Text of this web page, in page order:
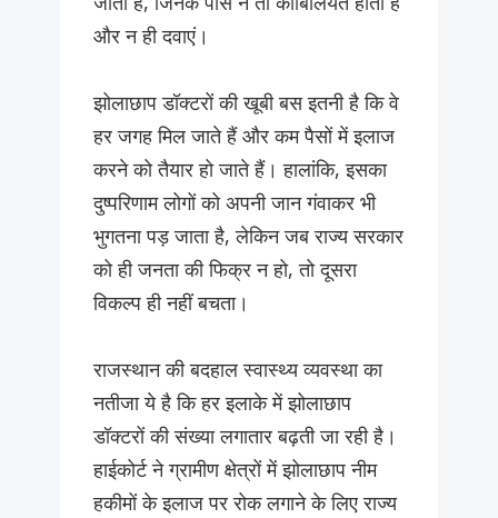
और न ही दवाएं।
झोलाछाप डॉक्टरों की खूबी बस इतनी है कि वे
हर जगह मिल जाते हैं और कम पैसों में इलाज
करने को तैयार हो जाते हैं। हालांकि, इसका
दुष्परिणाम लोगों को अपनी जान गंवाकर भी
भुगतना पड़ जाता है, लेकिन जब राज्य सरकार
को ही जनता की फिक्र न हो, तो दूसरा
विकल्प ही नहीं बचता।
राजस्थान की बदहाल स्वास्थ्य व्यवस्था का
नतीजा ये है कि हर इलाके में झोलाछाप
डॉक्टरों की संख्या लगातार बढ़ती जा रही है।
हाईकोर्ट ने ग्रामीण क्षेत्रों में झोलाछाप नीम
हकीमों के इलाज पर रोक लगाने के लिए राज्य